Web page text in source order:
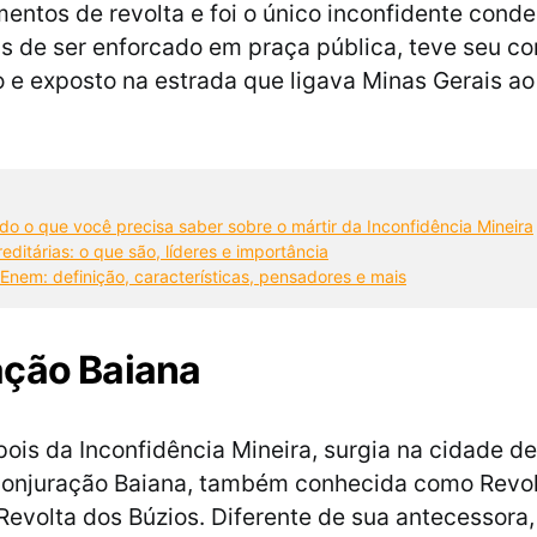
de revolta e foi o único inconfidente
de ser enforcado em praça pública, teve seu
exposto na estrada que ligava Minas Gerais
o que você precisa saber sobre o mártir da Inconfidência Mineira
o que são, líderes e importância
definição, características, pensadores e mais
Baiana
da Inconfidência Mineira, surgia na cidade
Baiana, também conhecida como
dos Búzios. Diferente de sua